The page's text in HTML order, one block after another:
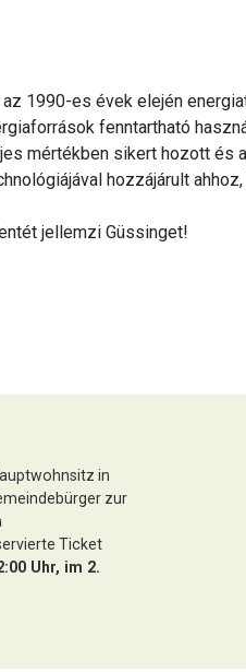
1990-es évek elején
fenntartható
mértékben sikert hozott és
hozzájárult
jellemzi Güssinget!
in
zur
Ticket
Uhr, im 2.